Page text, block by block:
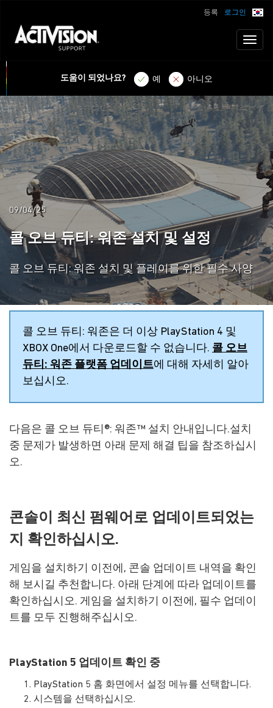
로그인
등록
도움이 되었나요? 예 아니오
09/04/25
콜 오브 듀티: 워존 설치 및 설정
콜 오브 듀티: 워존 설치 및 플레이를 위한 필수 사양
콜 오브 듀티: 워존은 더 이상 PlayStation 4 및
XBOX One에서 다운로드할 수 없습니다. 콜 오브
듀티: 워존 플랫폼 업데이트에 대해 자세히 알아
보십시오.
다음은 콜 오브 듀티®: 워존™ 설치 안내입니다.설치
중 문제가 발생하면 아래 문제 해결 팁을 참조하십시
오.
콘솔이 최신 펌웨어로 업데이트되었는
지 확인하십시오.
게임을 설치하기 이전에, 콘솔 업데이트 내역을 확인
해 보시길 추천합니다. 아래 단계에 따라 업데이트를
확인하십시오. 게임을 설치하기 이전에, 필수 업데이
트를 모두 진행해주십시오.
PlayStation 5 업데이트 확인 중
PlayStation 5 홈 화면에서 설정 메뉴를 선택합니다.
시스템을 선택하십시오.